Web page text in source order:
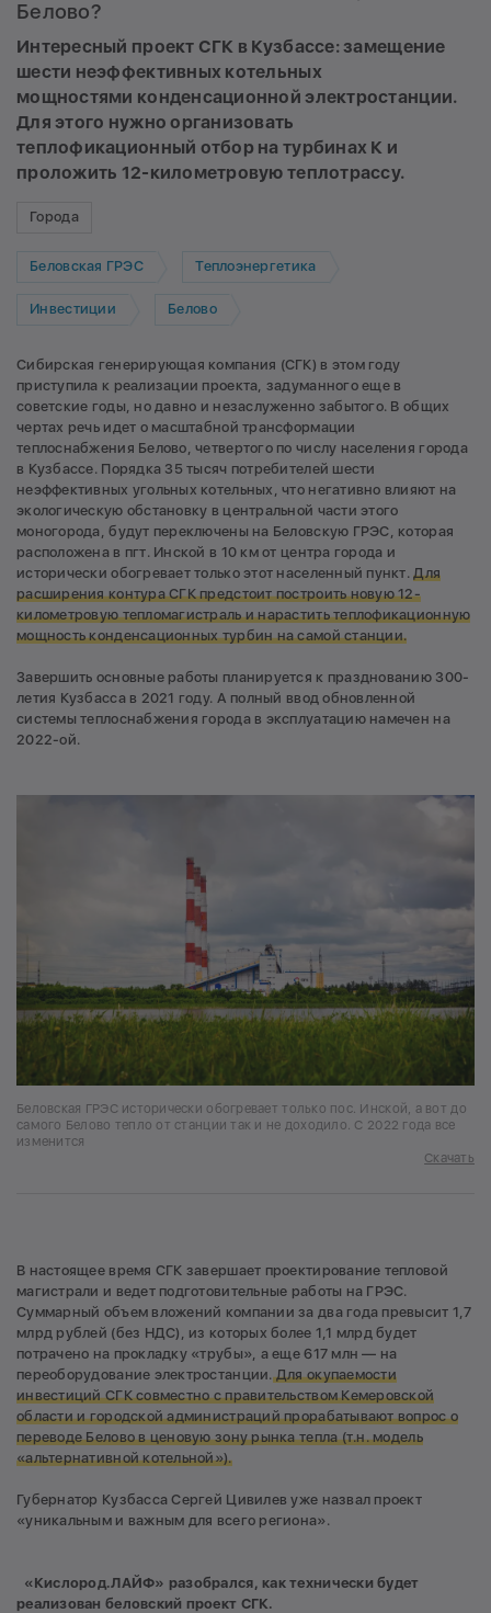
Белово?
Интересный проект СГК в Кузбассе: замещение
шести неэффективных котельных
мощностями конденсационной электростанции.
Для этого нужно организовать
теплофикационный отбор на турбинах К и
проложить 12-километровую теплотрассу.
Города
Беловская ГРЭС Теплоэнергетика
Инвестиции Белово
Сибирская генерирующая компания (СГК) в этом году
приступила к реализации проекта, задуманного еще в
советские годы, но давно и незаслуженно забытого. В общих
чертах речь идет о масштабной трансформации
теплоснабжения Белово, четвертого по числу населения города
в Кузбассе. Порядка 35 тысяч потребителей шести
неэффективных угольных котельных, что негативно влияют на
экологическую обстановку в центральной части этого
моногорода, будут переключены на Беловскую ГРЭС, которая
расположена в пгт. Инской в 10 км от центра города и
исторически обогревает только этот населенный пункт.Для
расширения контура СГК предстоит построить новую 12-
километровую тепломагистраль и нарастить теплофикационную
мощность конденсационных турбин на самой станции.
Завершить основные работы планируется к празднованию 300-
летия Кузбасса в 2021 году. А полный ввод обновленной
системы теплоснабжения города в эксплуатацию намечен на
2022-ой.
Беловская ГРЭС исторически обогревает только пос. Инской, а вот до
самого Белово тепло от станции так и не доходило. С 2022 года все
изменится
Скачать
В настоящее время СГК завершает проектирование тепловой
магистрали и ведет подготовительные работы на ГРЭС.
Суммарный объем вложений компании за два года превысит 1,7
млрд рублей (без НДС), из которых более 1,1 млрд будет
потрачено на прокладку «трубы», а еще 617 млн — на
переоборудование электростанции.Для окупаемости
инвестиций СГК совместно с правительством Кемеровской
области и городской администраций прорабатывают вопрос о
переводе Белово в ценовую зону рынка тепла (т.н. модель
«альтернативной котельной»).
Губернатор Кузбасса Сергей Цивилев уже назвал проект
«уникальным и важным для всего региона».
«Кислород.ЛАЙФ» разобрался, как технически будет
реализован беловский проект СГК.